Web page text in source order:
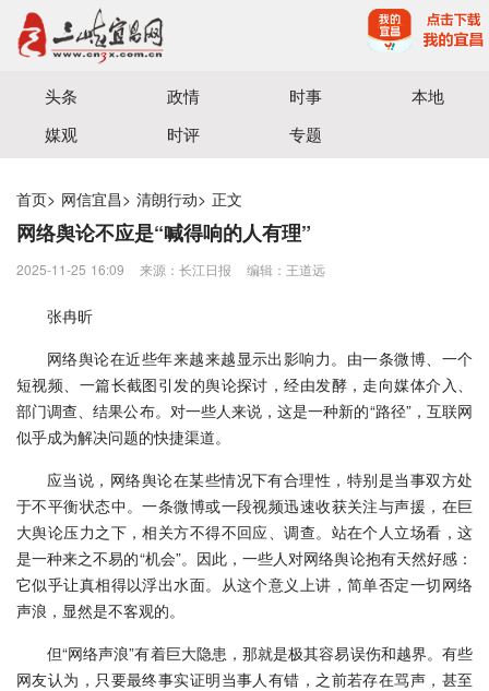
宜昌三峡融媒体中心主办
头条 政情 时事
本地
媒观
时评 专题
首页> 网信宜昌> 清朗行动> 正文
网络舆论不应是“喊得响的人有理”
2025-11-25 16:09 来源：长江日报 编辑：王道远
张冉昕
网络舆论在近些年来越来越显示出影响力。由一条微博、一个
短视频、一篇长截图引发的舆论探讨，经由发酵，走向媒体介入、
部门调查、结果公布。对一些人来说，这是一种新的“路径”，互联网
似乎成为解决问题的快捷渠道。
应当说，网络舆论在某些情况下有合理性，特别是当事双方处
于不平衡状态中。一条微博或一段视频迅速收获关注与声援，在巨
大舆论压力之下，相关方不得不回应、调查。站在个人立场看，这
是一种来之不易的“机会”。因此，一些人对网络舆论抱有天然好感：
它似乎让真相得以浮出水面。从这个意义上讲，简单否定一切网络
声浪，显然是不客观的。
但“网络声浪”有着巨大隐患，那就是极其容易误伤和越界。有些
网友认为，只要最终事实证明当事人有错，之前若存在骂声，甚至